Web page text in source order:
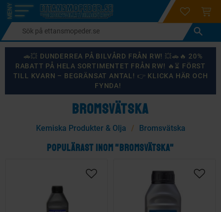
Meny
login
🚗💥 DUNDERREA PÅ BILVÅRD FRÅN RW! 💥🚗🔥 20%
RABATT PÅ HELA SORTIMENTET FRÅN RW! 🔥⏳ FÖRST
TILL KVARN – BEGRÄNSAT ANTAL! 👉 KLICKA HÄR OCH
FYNDA!
BROMSVÄTSKA
Kemiska Produkter & Olja Bromsvätska
POPULÄRAST INOM "BROMSVÄTSKA"